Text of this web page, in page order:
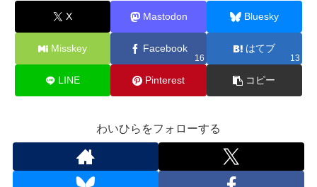
X Mastodon Bluesky
Misskey Facebook
16
はてブ
13
LINE Pinterest コピー
わいひらをフォローする